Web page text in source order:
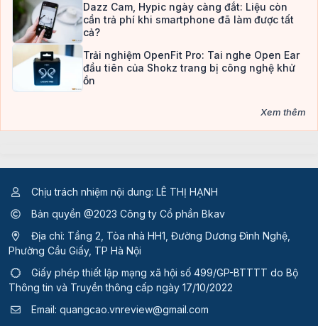
Dazz Cam, Hypic ngày càng đắt: Liệu còn
cần trả phí khi smartphone đã làm được tất
cả?
Trải nghiệm OpenFit Pro: Tai nghe Open Ear
đầu tiên của Shokz trang bị công nghệ khử
ồn
Xem thêm
Chịu trách nhiệm nội dung: LÊ THỊ HẠNH
Bản quyền @2023 Công ty Cổ phần Bkav
Địa chỉ: Tầng 2, Tòa nhà HH1, Đường Dương Đình Nghệ,
Phường Cầu Giấy, TP Hà Nội
Giấy phép thiết lập mạng xã hội số 499/GP-BTTTT do Bộ
Thông tin và Truyền thông cấp ngày 17/10/2022
Email: quangcao.vnreview@gmail.com